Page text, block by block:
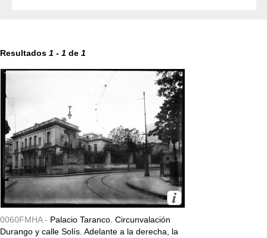
Resultados 1 - 1 de 1
0060FMHA - Palacio Taranco. Circunvalación
Durango y calle Solís. Adelante a la derecha, la